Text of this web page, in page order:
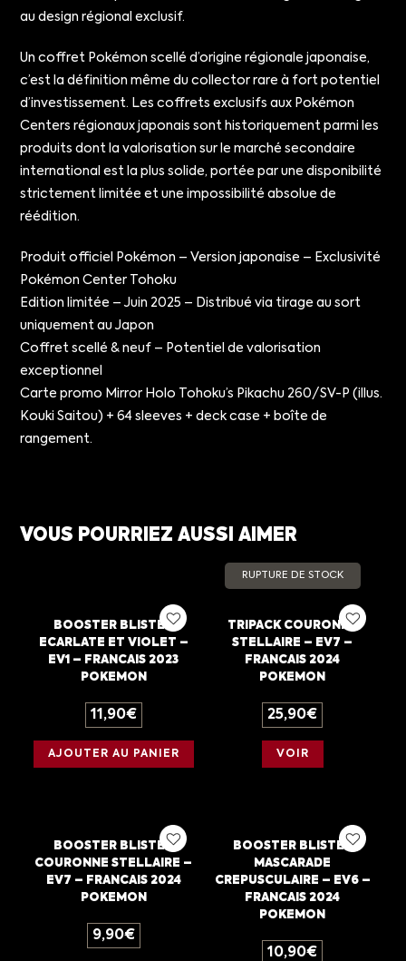
au design régional exclusif.
Un coffret Pokémon scellé d’origine régionale japonaise,
c’est la définition même du collector rare à fort potentiel
d’investissement. Les coffrets exclusifs aux Pokémon
Centers régionaux japonais sont historiquement parmi les
produits dont la valorisation sur le marché secondaire
international est la plus solide, portée par une disponibilité
strictement limitée et une impossibilité absolue de
réédition.
Produit officiel Pokémon – Version japonaise – Exclusivité
Pokémon Center Tohoku
Edition limitée – Juin 2025 – Distribué via tirage au sort
uniquement au Japon
Coffret scellé & neuf – Potentiel de valorisation
exceptionnel
Carte promo Mirror Holo Tohoku’s Pikachu 260/SV-P (illus.
Kouki Saitou) + 64 sleeves + deck case + boîte de
rangement.
VOUS POURRIEZ AUSSI AIMER
BOOSTER BLISTER
ECARLATE ET VIOLET –
EV1 – FRANCAIS 2023
POKEMON
11,90€
AJOUTER AU PANIER
RUPTURE DE STOCK
TRIPACK COURONNE
STELLAIRE – EV7 –
FRANCAIS 2024
POKEMON
25,90€
VOIR
BOOSTER BLISTER
COURONNE STELLAIRE –
EV7 – FRANCAIS 2024
POKEMON
9,90€
BOOSTER BLISTER
MASCARADE
CREPUSCULAIRE – EV6 –
FRANCAIS 2024
POKEMON
10,90€